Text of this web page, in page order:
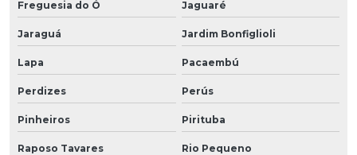
Freguesia do Ó Jaguaré
Jaraguá Jardim Bonfiglioli
Lapa Pacaembú
Perdizes Perús
Pinheiros Pirituba
Raposo Tavares Rio Pequeno